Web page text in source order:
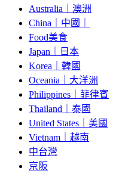
Australia｜澳洲
China｜中國｜
Food美食
Japan｜日本
Korea｜韓國
Oceania｜大洋洲
Philippines｜菲律賓
Thailand｜泰國
United States｜美國
Vietnam｜越南
中台灣
京阪